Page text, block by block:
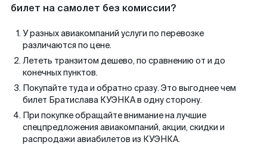
билет на самолет без комиссии?
У разных авиакомпаний услуги по перевозке
различаются по цене.
Лететь транзитом дешево, по сравнению от и до
конечных пунктов.
Покупайте туда и обратно сразу. Это выгоднее чем
билет Братислава КУЭНКА в одну сторону.
При покупке обращайте внимание на лучшие
спецпредложения авиакомпаний, акции, скидки и
распродажи авиабилетов из КУЭНКА.